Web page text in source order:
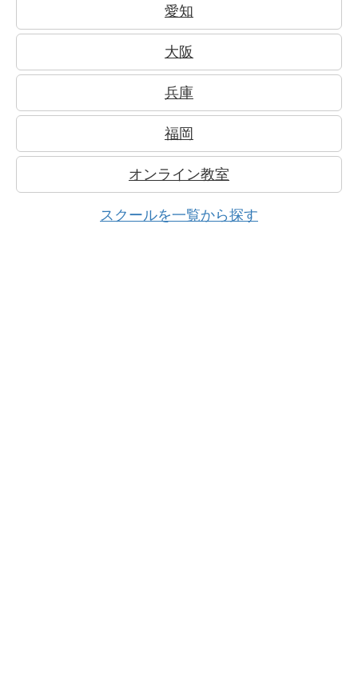
愛知
大阪
兵庫
福岡
オンライン教室
スクールを一覧から探す